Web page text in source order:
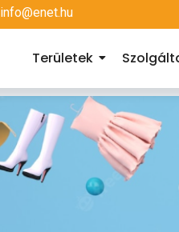
info@enet.hu
Területek